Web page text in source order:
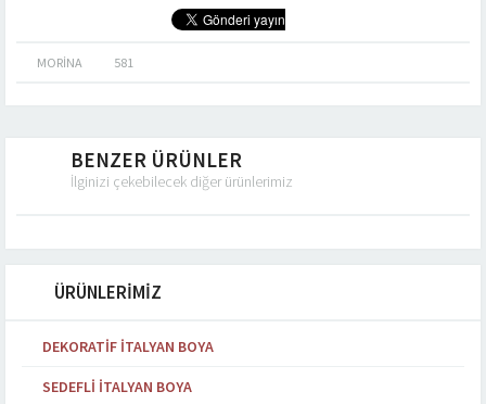
MORINA 581
BENZER ÜRÜNLER
İlginizi çekebilecek diğer ürünlerimiz
ÜRÜNLERİMİZ
DEKORATIF İTALYAN BOYA
SEDEFLI İTALYAN BOYA